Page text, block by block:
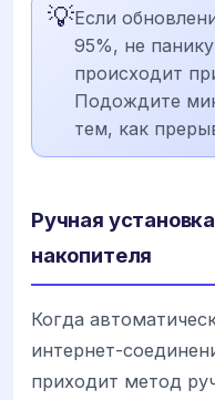
💡Если
95%, не
происходит
Подождите
тем, как
Ручная
накопителя
Когда
интернет-
приходит метод